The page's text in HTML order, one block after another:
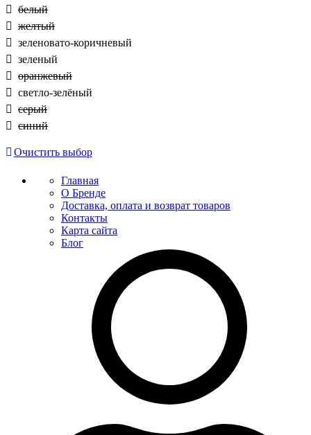
белый
желтый
зеленовато-коричневый
зеленый
оранжевый
светло-зелёный
серый
синий
Очистить выбор
Главная
О Бренде
Доставка, оплата и возврат товаров
Контакты
Карта сайта
Блог